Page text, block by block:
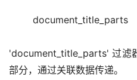
document_title_parts
'document_title_parts' 过滤